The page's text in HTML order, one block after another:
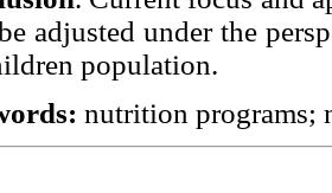
adjusted under the
population.
nutrition programs;